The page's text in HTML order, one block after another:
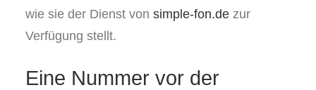
wie sie der Dienst von simple-fon.de zur
Verfügung stellt.
Eine Nummer vor der